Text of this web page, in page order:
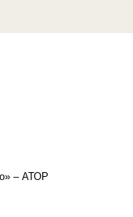
– АТОР